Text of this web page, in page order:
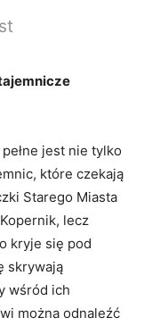
jest nie tylko
które czekają
Starego Miasta
lecz
kryje się pod
skrywają
wśród ich
można odnaleźć